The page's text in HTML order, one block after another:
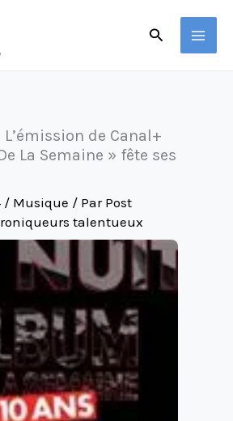
Rechercher
de Canal+
La Semaine » fête ses
/ Musique / Par Post
talentueux